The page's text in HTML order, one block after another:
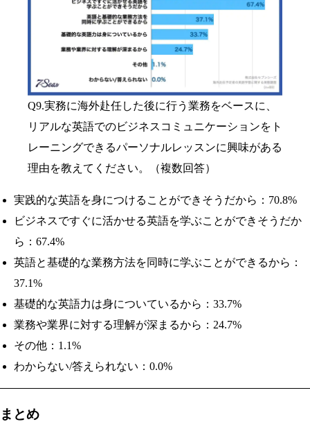
Q9.実務に海外赴任した後に行う業務をベースに、
リアルな英語でのビジネスコミュニケーションをト
レーニングできるパーソナルレッスンに興味がある
理由を教えてください。（複数回答）
実践的な英語を身につけることができそうだから：70.8%
ビジネスですぐに活かせる英語を学ぶことができそうだか
ら：67.4%
英語と基礎的な業務方法を同時に学ぶことができるから：
37.1%
基礎的な英語力は身についているから：33.7%
業務や業界に対する理解が深まるから：24.7%
その他：1.1%
わからない/答えられない：0.0%
まとめ